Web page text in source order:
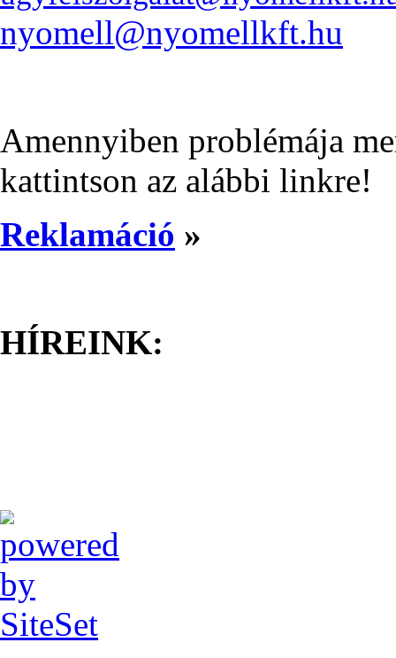
nyomell@nyomellkft.hu
Amennyiben problémája
kattintson az alábbi linkre!
Reklamáció »
HÍREINK: